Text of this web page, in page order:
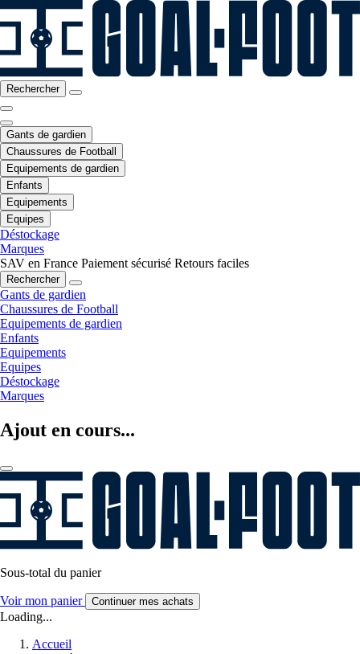
Rechercher
Gants de gardien
Chaussures de Football
Equipements de gardien
Enfants
Equipements
Equipes
Déstockage
Marques
SAV en France Paiement sécurisé Retours faciles
Rechercher
Gants de gardien
Chaussures de Football
Equipements de gardien
Enfants
Equipements
Equipes
Déstockage
Marques
Ajout en cours...
Sous-total du panier
Voir mon panier Continuer mes achats
Loading...
Accueil